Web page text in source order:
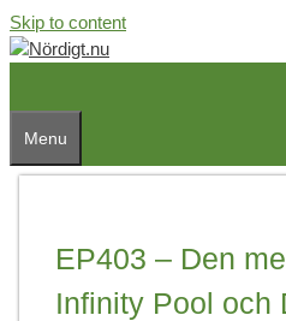
Skip to content
Menu
EP403 – Den
Infinity Pool och